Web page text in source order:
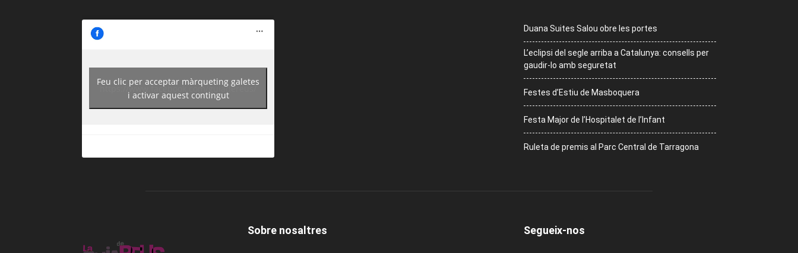
https://www.facebook.com/guiadereus/
Feu clic per acceptar màrqueting galetes
i activar aquest contingut
Duana Suites Salou obre les portes
L’eclipsi del segle arriba a Catalunya: consells per
gaudir-lo amb seguretat
Festes d’Estiu de Masboquera
Festa Major de l’Hospitalet de l’Infant
Ruleta de premis al Parc Central de Tarragona
Sobre nosaltres Segueix-nos